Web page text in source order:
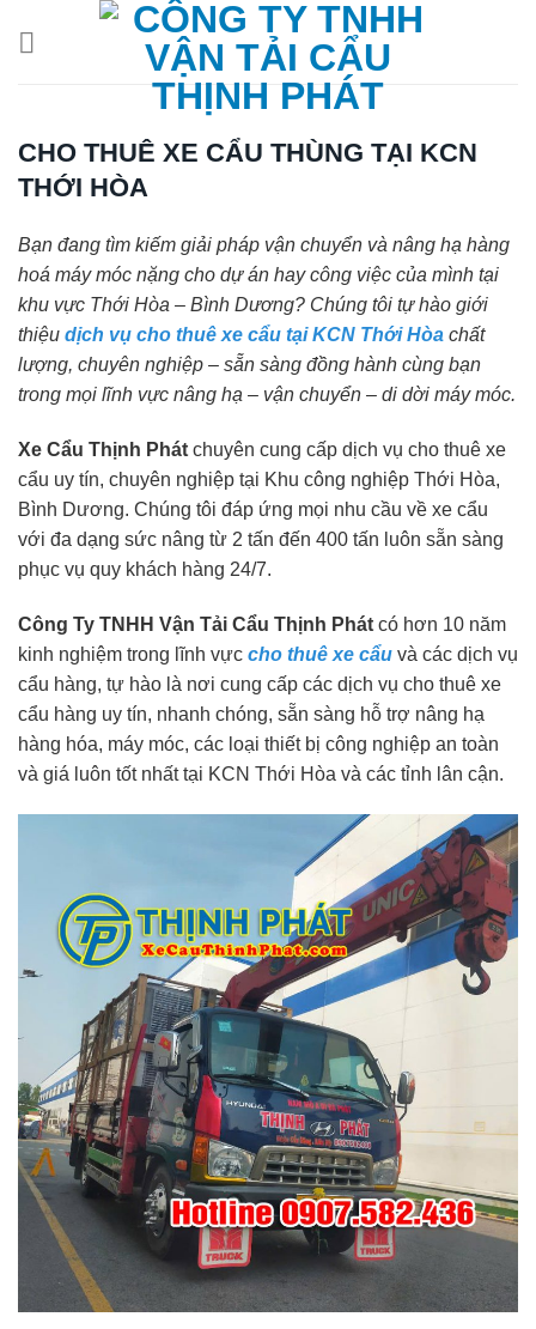
CHO THUÊ XE CẨU THÙNG TẠI KCN
THỚI HÒA
Bạn đang tìm kiếm giải pháp vận chuyển và nâng hạ hàng
hoá máy móc nặng cho dự án hay công việc của mình tại
khu vực Thới Hòa – Bình Dương? Chúng tôi tự hào giới
thiệu dịch vụ cho thuê xe cẩu tại KCN Thới Hòa chất
lượng, chuyên nghiệp – sẵn sàng đồng hành cùng bạn
trong mọi lĩnh vực nâng hạ – vận chuyển – di dời máy móc.
Xe Cẩu Thịnh Phát chuyên cung cấp dịch vụ cho thuê xe
cẩu uy tín, chuyên nghiệp tại Khu công nghiệp Thới Hòa,
Bình Dương. Chúng tôi đáp ứng mọi nhu cầu về xe cẩu
với đa dạng sức nâng từ 2 tấn đến 400 tấn luôn sẵn sàng
phục vụ quy khách hàng 24/7.
Công Ty TNHH Vận Tải Cẩu Thịnh Phát có hơn 10 năm
kinh nghiệm trong lĩnh vực cho thuê xe cẩu và các dịch vụ
cẩu hàng, tự hào là nơi cung cấp các dịch vụ cho thuê xe
cẩu hàng uy tín, nhanh chóng, sẵn sàng hỗ trợ nâng hạ
hàng hóa, máy móc, các loại thiết bị công nghiệp an toàn
và giá luôn tốt nhất tại KCN Thới Hòa và các tỉnh lân cận.